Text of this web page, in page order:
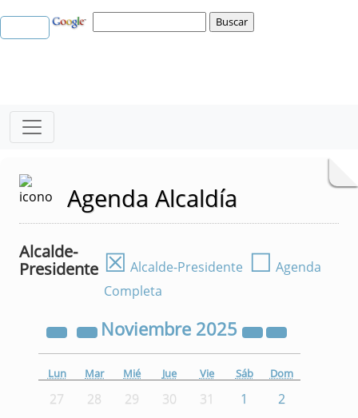
Agenda Alcaldía
Alcalde-
Presidente ☒ Alcalde-Presidente ☐ Agenda
Completa
Noviembre 2025
Lun Mar Mié Jue Vie Sáb Dom
27 28 29 30 31 1
2